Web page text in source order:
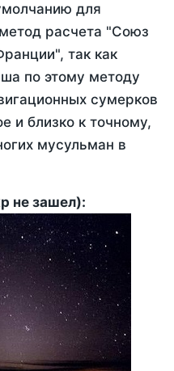
для
расчета "Союз
так как
по этому методу
сумерков
и близко к точному,
мусульман в
не зашел):